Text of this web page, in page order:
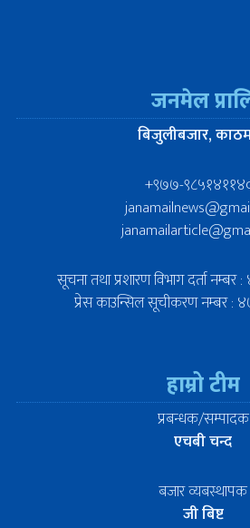
जनमेल
बिजुलीबजार,
+९७७-
सूचना तथा प्रशारण विभाग दर्ता
प्रेस काउन्सिल सूचीकरण नम्बर :
हाम्रो टीम
प्रबन्धक/सम्पादक
एचबी चन्द
बजार व्यबस्थापक
जी बिष्ट